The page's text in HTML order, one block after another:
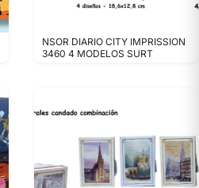
NSOR DIARIO CITY IMPRISSION
3460 4 MODELOS SURT